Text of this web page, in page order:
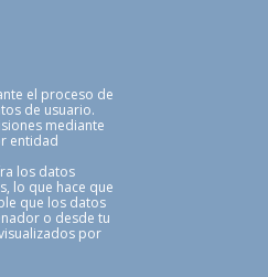
el proceso de
de usuario.
mediante
entidad
los datos
lo que hace que
que los datos
o desde tu
por